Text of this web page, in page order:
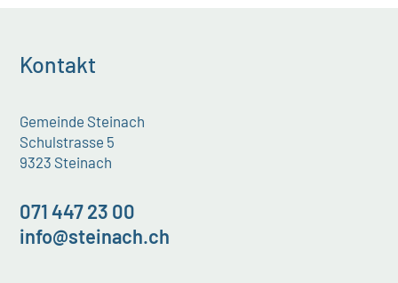
Kontakt
Gemeinde Steinach
Schulstrasse 5
9323 Steinach
071 447 23 00
info@steinach.ch